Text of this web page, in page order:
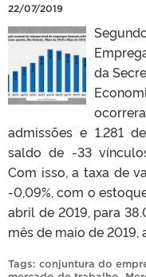
22/07/2019
da
admissões e 1.281
saldo de -33
Com isso, a taxa de
-0,09%, com o
abril de 2019, para
mês de maio de 2019,
Tags: conjuntura do